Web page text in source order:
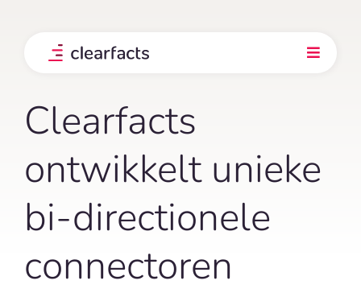
Toggle
Onze klanten
Clearfacts
ontwikkelt unieke
bi-directionele
connectoren